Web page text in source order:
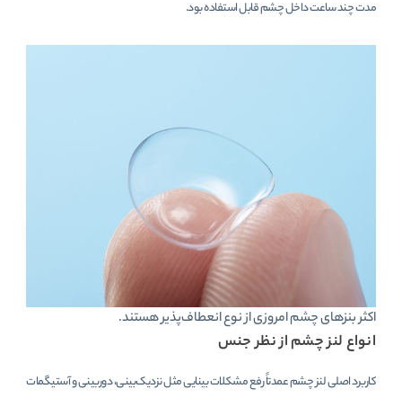
مدت چند ساعت داخل چشم قابل استفاده بود.
اکثر بنزهای چشم امروزی از نوع انعطاف‌پذیر هستند.
انواع لنز چشم از نظر جنس
کاربرد اصلی لنز چشم عمدتاً رفع مشکلات بینایی مثل نزدیک‌بینی، دوربینی و آستیگمات